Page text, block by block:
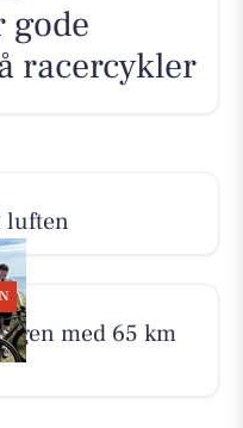
gode
racercykler
luften
med 65 km